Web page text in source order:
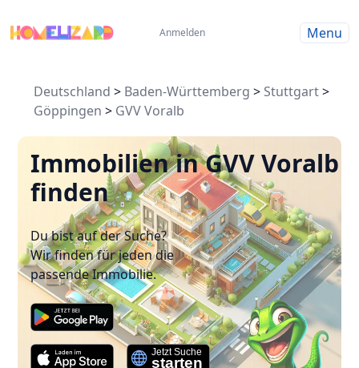
Anmelden Menu
Deutschland > Baden-Württemberg > Stuttgart>
Göppingen > GVV Voralb
Immobilien in GVV Voralb
finden
Du bist auf der Suche?
Wir finden für jeden die
passende Immobilie.